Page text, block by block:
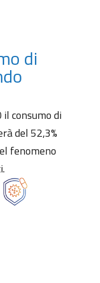
di
il consumo di
del 52,3%
fenomeno